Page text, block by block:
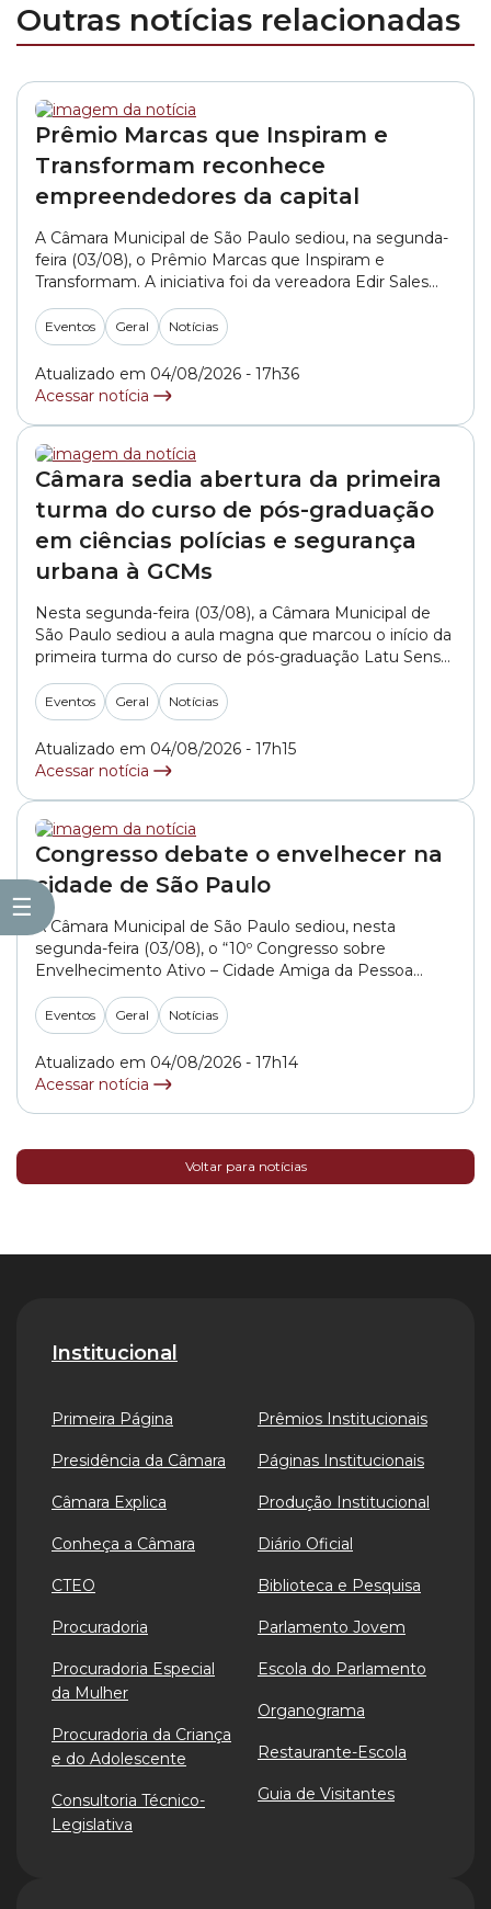
☰
Outras notícias relacionadas
Prêmio Marcas que Inspiram e
Transformam reconhece
empreendedores da capital
A Câmara Municipal de São Paulo sediou, na segunda-
feira (03/08), o Prêmio Marcas que Inspiram e
Transformam. A iniciativa foi da vereadora Edir Sales
(PSD). O objetivo da premiação é reconhecer histórias
de empreendedorismo e valorizar iniciativas que
contribuem para o desenvolvimento social e
econômico da capital paulista. Confira detalhes na
Eventos Geral Notícias
Atualizado em 04/08/2026 - 17h36
Acessar notícia
Câmara sedia abertura da primeira
turma do curso de pós-graduação
em ciências polícias e segurança
urbana à GCMs
Nesta segunda-feira (03/08), a Câmara Municipal de
São Paulo sediou a aula magna que marcou o início da
primeira turma do curso de pós-graduação Latu Sensu
em Ciências Policiais e Segurança Urbana. A
especialização é voltada a guardas civis metropolitanos
e tem como objetivo aperfeiçoar a formação dos
Eventos Geral Notícias
Atualizado em 04/08/2026 - 17h15
Acessar notícia
Congresso debate o envelhecer na
cidade de São Paulo
A Câmara Municipal de São Paulo sediou, nesta
segunda-feira (03/08), o “10º Congresso sobre
Envelhecimento Ativo – Cidade Amiga da Pessoa
Idosa”. A programação contou com quatro mesas
temáticas que discutiram, entre outras questões, o
futuro das políticas públicas para os idosos em São
Paulo. O Congresso teve a participação de
Eventos Geral Notícias
Atualizado em 04/08/2026 - 17h14
Acessar notícia
Voltar para notícias
Institucional
Primeira Página
Presidência da Câmara
Câmara Explica
Conheça a Câmara
CTEO
Procuradoria
Procuradoria Especial
da Mulher
Procuradoria da Criança
e do Adolescente
Consultoria Técnico-
Legislativa
Prêmios Institucionais
Páginas Institucionais
Produção Institucional
Diário Oficial
Biblioteca e Pesquisa
Parlamento Jovem
Escola do Parlamento
Organograma
Restaurante-Escola
Guia de Visitantes